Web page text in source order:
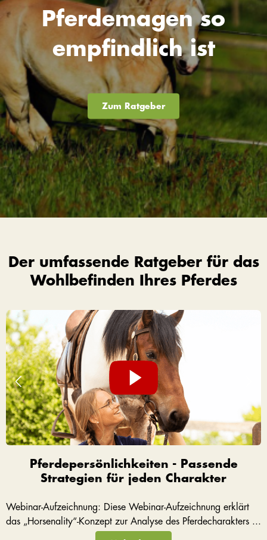
Pferdemagen so
empfindlich ist
Zum Ratgeber
Der umfassende Ratgeber für das
Wohlbefinden Ihres Pferdes
Pferdepersönlichkeiten - Passende
Strategien für jeden Charakter
Webinar-Aufzeichnung: Diese Webinar-Aufzeichnung erklärt
das „Horsenality“-Konzept zur Analyse des Pferdecharakters ...